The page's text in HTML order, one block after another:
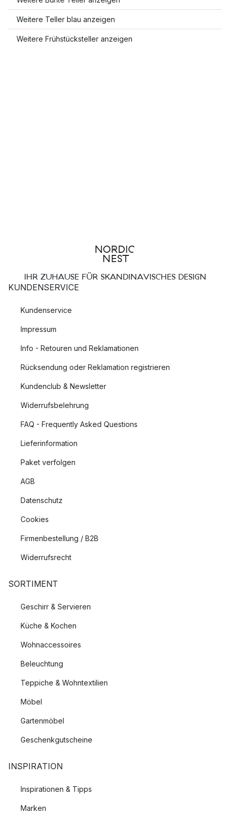
Weitere Teller blau anzeigen
Weitere Frühstücksteller anzeigen
IHR ZUHAUSE FÜR SKANDINAVISCHES DESIGN
KUNDENSERVICE
Kundenservice
Impressum
Info - Retouren und Reklamationen
Rücksendung oder Reklamation registrieren
Kundenclub & Newsletter
Widerrufsbelehrung
FAQ - Frequently Asked Questions
Lieferinformation
Paket verfolgen
AGB
Datenschutz
Cookies
Firmenbestellung / B2B
Widerrufsrecht
SORTIMENT
Geschirr & Servieren
Küche & Kochen
Wohnaccessoires
Beleuchtung
Teppiche & Wohntextilien
Möbel
Gartenmöbel
Geschenkgutscheine
INSPIRATION
Inspirationen & Tipps
Marken